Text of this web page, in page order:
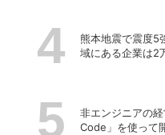
熊本地震で震度5
域にある企業は2
非エンジニアの
Code」を使って